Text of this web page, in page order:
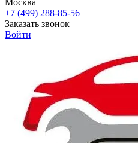
Москва
+7 (499) 288-85-56
Заказать звонок
Войти